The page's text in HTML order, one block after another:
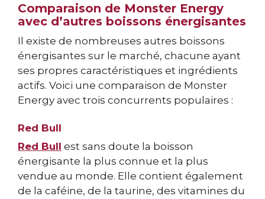
Comparaison de Monster Energy
avec d’autres boissons énergisantes
Il existe de nombreuses autres boissons
énergisantes sur le marché, chacune ayant
ses propres caractéristiques et ingrédients
actifs. Voici une comparaison de Monster
Energy avec trois concurrents populaires :
Red Bull
Red Bull est sans doute la boisson
énergisante la plus connue et la plus
vendue au monde. Elle contient également
de la caféine, de la taurine, des vitamines du